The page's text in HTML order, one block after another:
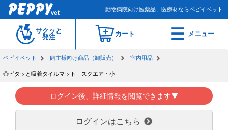
動物病院向け医薬品、医療材ならペピイベット
サクッと
発注
カート メニュー
ペピイベット 飼主様向け商品（卸販売） 室内用品
◎ピタッと吸着タイルマット スクエア・小
ログイン後、詳細情報を閲覧できます▼
ログインはこちら